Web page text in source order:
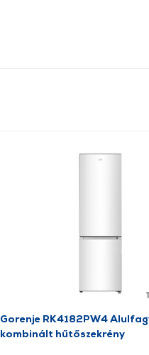
Gorenje RK4182PW4
kombinált hűtőszekrény